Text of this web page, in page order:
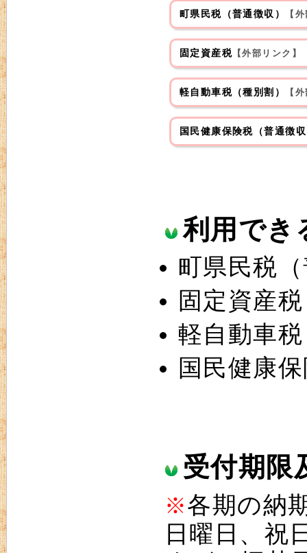
町県民税（普通徴収） 【
固定資産税 【外部リンク】
軽自動車税（種別割） 【
国民健康保険税（普通徴
利用でき
町県民税
固定資産税
軽自動車
国民健康
受付期限
※各期の納
日曜日、祝